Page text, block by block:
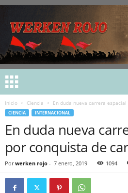
Inicio Ciencia En duda nueva carrera
CIENCIA INTERNACIONAL
En duda nueva
por conquista de
Por werken rojo - 7 enero, 2019 1094